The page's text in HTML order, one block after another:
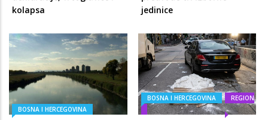
kolapsa
jedinice
BOSNA I HERCEGOVINA
BOSNA I HERCEGOVINA REGION